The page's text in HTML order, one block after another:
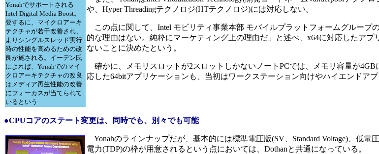
Yonahでサポートされる
Intel Digital Media Boost。
要するに、マイクロアーキ
テクチャが若干改善され、
よりシングルスレッド実行
時の性能を高めるための改
良が施される。イーデン氏
によれば、Yonahでのマイ
クロアーキテクチャの改良
はメディア再生性能の改善
にフォーカスが当てられて
いるという
や、Hyper Threadingテクノロジ(HTテクノロジ)には対応しない。
この点に関して、Intel モビリティ事業本部 モバイルプラットフォームグループ
的な理由はない。純粋にマーケティング上の理由だ」と述べ、x64に対応したア
ないことに決めたという。
確かに、メモリスロットが2スロットしかないノートPCでは、メモリ容量が
応した64bitアプリケーションも、当初はワークステーション向けやハイエンドア
●CPUコアのステート変更は、同時でも、別々でも可能
Yonahのラインナップだが、基本的には標準電圧版(SV、Standard Voltage)、低
電力(TDP)の枠が用意されるという点においては、Dothanと共通になっている。